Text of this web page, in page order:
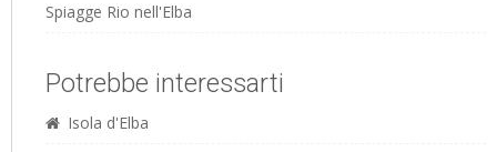
Spiagge Rio nell'Elba
Potrebbe interessarti
Isola d'Elba